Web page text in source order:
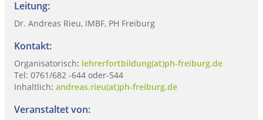
Leitung:
Dr. Andreas Rieu, IMBF, PH Freiburg
Kontakt:
Organisatorisch: lehrerfortbildung(at)ph-freiburg.de
Tel: 0761/682 -644 oder-544
Inhaltlich: andreas.rieu(at)ph-freiburg.de
Veranstaltet von: